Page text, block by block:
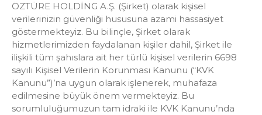
ÖZTÜRE HOLDİNG A.Ş. (Şirket) olarak kişisel
verilerinizin güvenliği hususuna azami hassasiyet
göstermekteyiz. Bu bilinçle, Şirket olarak
hizmetlerimizden faydalanan kişiler dahil, Şirket ile
ilişkili tüm şahıslara ait her türlü kişisel verilerin 6698
sayılı Kişisel Verilerin Korunması Kanunu (“KVK
Kanunu”)’na uygun olarak işlenerek, muhafaza
edilmesine büyük önem vermekteyiz. Bu
sorumluluğumuzun tam idraki ile KVK Kanunu’nda